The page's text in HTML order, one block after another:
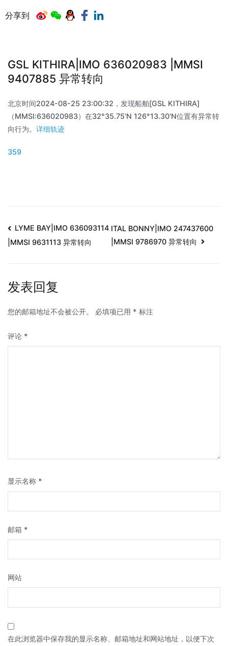
分享到
GSL KITHIRA|IMO 636020983 |MMSI
9407885 异常转向
北京时间2024-08-25 23:00:32，发现船舶[GSL KITHIRA]
（MMSI:636020983）在32°35.75'N 126°13.30'N位置有异常转
向行为。 详细轨迹
359
LYME BAY|IMO 636093114
|MMSI 9631113 异常转向
ITAL BONNY|IMO 247437600
|MMSI 9786970 异常转向
发表回复
您的邮箱地址不会被公开。 必填项已用 * 标注
评论 *
显示名称 *
邮箱 *
网站
在此浏览器中保存我的显示名称、邮箱地址和网站地址，以便下次